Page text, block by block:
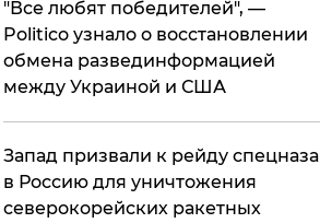
​"Все любят победителей", —
Politico узнало о восстановлении
обмена развединформацией
между Украиной и США
Запад призвали к рейду спецназа
в Россию для уничтожения
северокорейских ракетных